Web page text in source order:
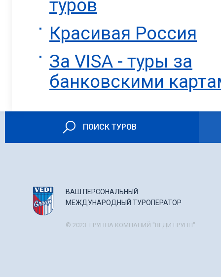
туров
Красивая Россия
За VISA - туры за
банковскими
ПОИСК ТУРОВ
ВАШ ПЕРСОНАЛЬНЫЙ
МЕЖДУНАРОДНЫЙ ТУРОПЕРАТОР
© 2023. ГРУППА КОМПАНИЙ "ВЕДИ ГРУПП".